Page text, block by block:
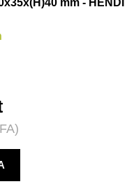
mm - HENDI